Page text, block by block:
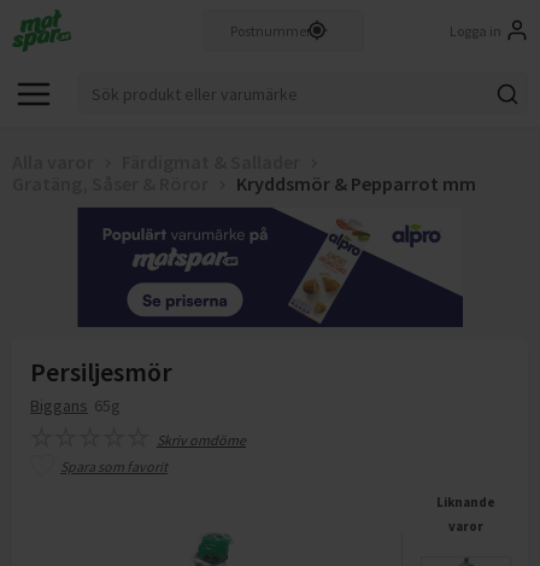
Logga in
Kryddsmör & Pepparrot mm
Persiljesmör
Biggans 65g
Skriv omdöme
Spara som favorit
Liknande
varor